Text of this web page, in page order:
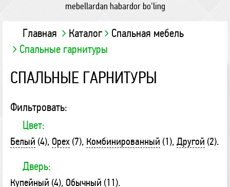
mebellardan habardor bo'ling
Главная Каталог
Спальная мебель
Спальные гарнитуры
СПАЛЬНЫЕ ГАРНИТУРЫ
Фильтровать:
Цвет:
Белый (4) Орех(7) Комбинированный (1) Другой (2)
Дверь:
Купейный (4) Обычный (11)